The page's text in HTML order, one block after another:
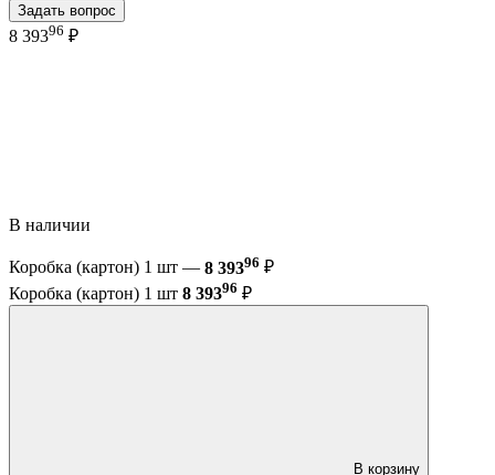
Задать вопрос
8 39396 ₽
В наличии
Коробка (картон) 1 шт — 8 39396 ₽
Коробка (картон) 1 шт 8 39396 ₽
В корзину